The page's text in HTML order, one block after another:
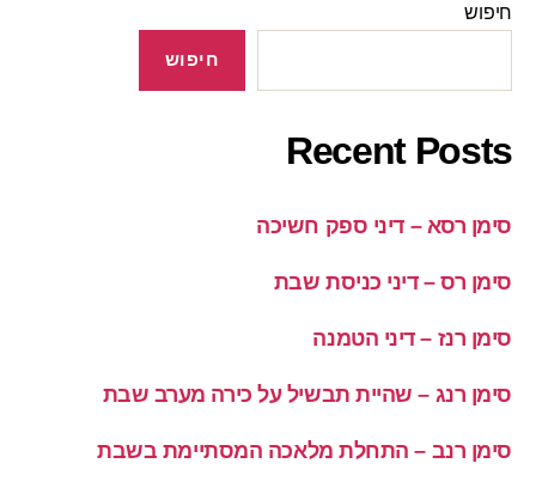
חיפוש
חיפוש
Recent Posts
סימן רסא – דיני ספק חשיכה
סימן רס – דיני כניסת שבת
סימן רנז – דיני הטמנה
סימן רנג – שהיית תבשיל על כירה מערב שבת
סימן רנב – התחלת מלאכה המסתיימת בשבת